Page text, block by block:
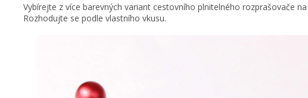
Vybírejte z více barevných variant cestovního plnitelného rozprašovače
Rozhodujte se podle vlastního vkusu.